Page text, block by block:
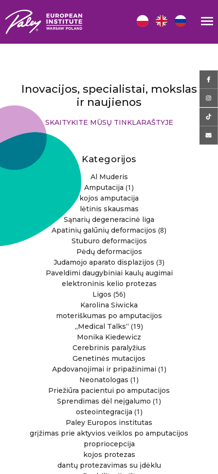
Inovacijos, specialistai, mokslas
ir naujienos
SKAITYKITE MŪSŲ TINKLARAŠTYJE
Kategorijos
Al Muderis
Amputacija (1)
kojos amputacija
lėtinis skausmas
Sąnarių degeneracinė liga
Apatinių galūnių deformacijos (8)
Stuburo deformacijos
Pėdų deformacijos
Judamojo aparato displazijos (3)
Paveldimi daugybiniai kaulų augimai
elektroninis kelio protezas
Ligos (56)
Karolina Siwicka
moteriškumas po amputacijos
„Medical Talks“ (19)
Monika Kiedewicz
Cerebrinis paralyžius
Genetinės mutacijos
Apdovanojimai ir pripažinimai (1)
Neonatologas (1)
Priežiūra pacientui po amputacijos
Sprendimas dėl neįgalumo (1)
osteointegracija (1)
Paley Europos institutas
grįžimas prie aktyvios veiklos po amputacijos
propriocepcija
kojos protezas
dantų protezavimas su įdėklu